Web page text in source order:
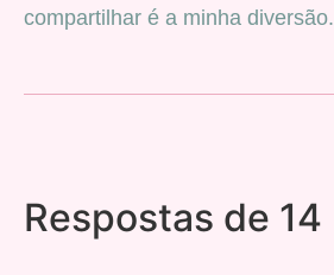
compartilhar é a minha diversão.
Respostas de 14